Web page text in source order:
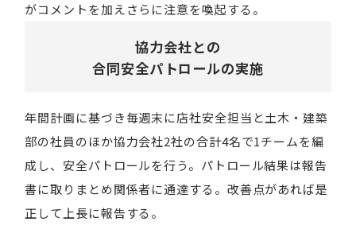
がコメントを加えさらに注意を喚起する。
協力会社との
合同安全パトロールの実施
年間計画に基づき毎週末に店社安全担当と土木・建築
部の社員のほか協力会社2社の合計4名で1チームを編
成し、安全パトロールを行う。パトロール結果は報告
書に取りまとめ関係者に通達する。改善点があれば是
正して上長に報告する。